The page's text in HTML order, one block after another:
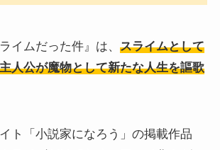
イムだった件』は、 スライムとして
人公が魔物として新たな人生を謳歌
ト「小説家になろう」の掲載作品